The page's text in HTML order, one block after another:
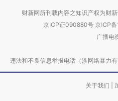
财新网所刊载内容之知识产权为财
京ICP证090880号 京ICP
广播电
违法和不良信息举报电话（涉网络暴
关于我们